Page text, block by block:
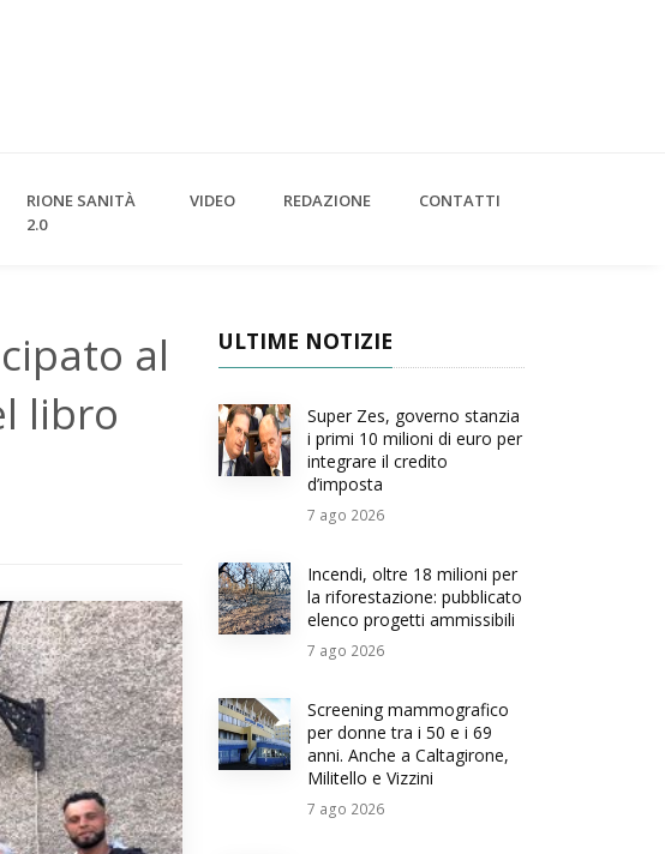
RIONE SANITÀ
2.0
VIDEO REDAZIONE CONTATTI
al
libro
ULTIME NOTIZIE
Super Zes, governo stanzia
i primi 10 milioni di euro per
integrare il credito
d’imposta
7 ago 2026
Incendi, oltre 18 milioni per
la riforestazione: pubblicato
elenco progetti ammissibili
7 ago 2026
Screening mammografico
per donne tra i 50 e i 69
anni. Anche a Caltagirone,
Militello e Vizzini
7 ago 2026